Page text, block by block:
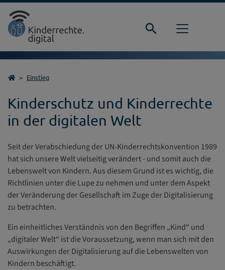
Direkt zur Hauptnavigation springen
Direkt zum Inhalt springen
Startseite
Einstieg
Kinderschutz und Kinderrechte
in der digitalen Welt
Seit der Verabschiedung der UN-Kinderrechtskonvention 1989
hat sich unsere Welt vielseitig verändert - und somit auch die
Lebenswelt von Kindern. Aus diesem Grund ist es wichtig, die
Richtlinien unter die Lupe zu nehmen und unter dem Aspekt
der Veränderung der Gesellschaft im Zuge der Digitalisierung
zu betrachten.
Ein einheitliches Verständnis von den Begriffen „Kind“ und
„digitaler Welt“ ist die Voraussetzung, wenn man sich mit den
Auswirkungen der Digitalisierung auf die Lebenswelten von
Kindern beschäftigt.